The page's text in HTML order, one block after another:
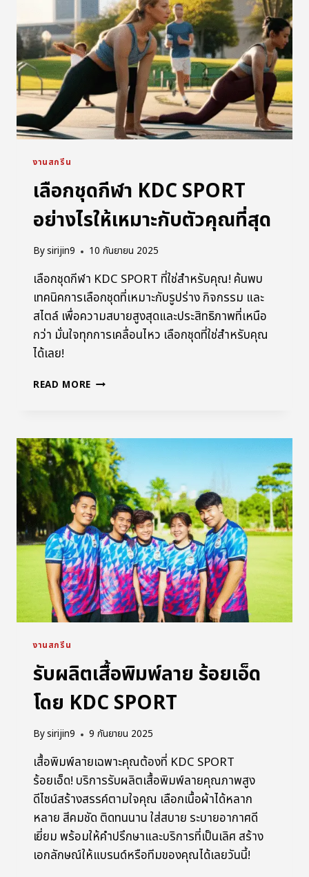
งานสกรีน
เลือกชุดกีฬา KDC SPORT
อย่างไรให้เหมาะกับตัวคุณที่สุด
Bysirijin9 10 กันยายน 2025
เลือกชุดกีฬา KDC SPORT ที่ใช่สำหรับคุณ! ค้นพบ
เทคนิคการเลือกชุดที่เหมาะกับรูปร่าง กิจกรรม และ
สไตล์ เพื่อความสบายสูงสุดและประสิทธิภาพที่เหนือ
กว่า มั่นใจทุกการเคลื่อนไหว เลือกชุดที่ใช่สำหรับคุณ
ได้เลย!
READ MORE
งานสกรีน
รับผลิตเสื้อพิมพ์ลาย ร้อยเอ็ด
โดย KDC SPORT
Bysirijin9 9 กันยายน 2025
เสื้อพิมพ์ลายเฉพาะคุณต้องที่ KDC SPORT
ร้อยเอ็ด! บริการรับผลิตเสื้อพิมพ์ลายคุณภาพสูง
ดีไซน์สร้างสรรค์ตามใจคุณ เลือกเนื้อผ้าได้หลาก
หลาย สีคมชัด ติดทนนาน ใส่สบาย ระบายอากาศดี
เยี่ยม พร้อมให้คำปรึกษาและบริการที่เป็นเลิศ สร้าง
เอกลักษณ์ให้แบรนด์หรือทีมของคุณได้เลยวันนี้!